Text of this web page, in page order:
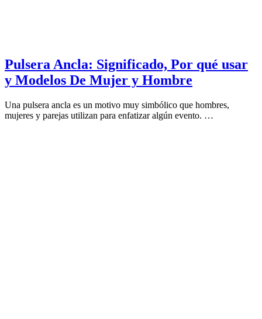
Pulsera Ancla: Significado, Por qué usar
y Modelos De Mujer y Hombre
Una pulsera ancla es un motivo muy simbólico que hombres,
mujeres y parejas utilizan para enfatizar algún evento. …